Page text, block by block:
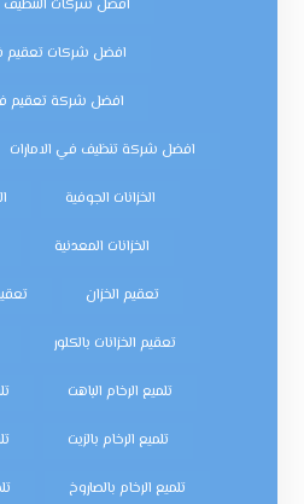
افضل شركات التنظيف
افضل شركات تعقيم
افضل شركة تعقيم
افضل شركة تنظيف في الامارات
الخزانات الجوفية
الخزانات المعدنية
تعقيم الخزان
تعقيم الخزانات بالكلور
تلميع الرخام الباهت
تلميع الرخام بالزيت
تلميع الرخام بالصاروخ